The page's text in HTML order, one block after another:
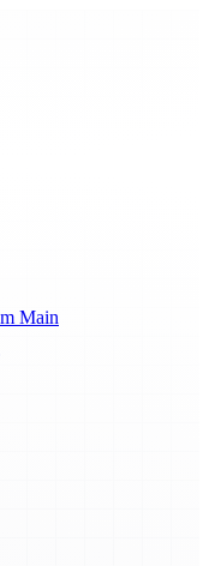
Main